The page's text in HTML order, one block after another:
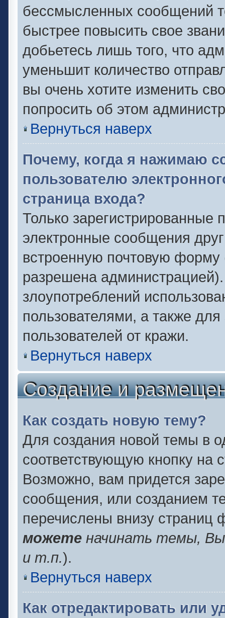
бессмысленных сообщений
быстрее повысить свое
добьетесь лишь того, что
уменьшит количество
вы очень хотите изменить
попросить об этом
Вернуться наверх
Почему, когда я нажимаю
пользователю
страница входа?
Только зарегистрированные
электронные сообщения
встроенную почтовую
разрешена
злоупотреблений
пользователями, а также
пользователей от кражи.
Вернуться наверх
Создание и
Как создать новую тему?
Для создания новой темы в
соответствующую кнопку
Возможно, вам придется
сообщения, или созданием
перечислены внизу
можете начинать темы,
и т.п.).
Вернуться наверх
Как отредактировать или